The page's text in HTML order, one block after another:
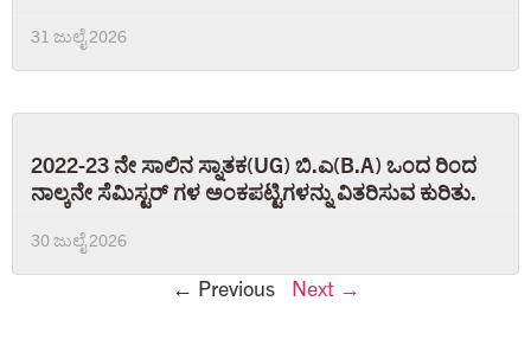
31 ಜುಲೈ 2026
2022-23 ನೇ ಸಾಲಿನ ಸ್ನಾತಕ(UG) ಬಿ.ಎ(B.A) ಒಂದ ರಿಂದ
ನಾಲ್ಕನೇ ಸೆಮಿಸ್ಟರ್ ಗಳ ಅಂಕಪಟ್ಟಿಗಳನ್ನು ವಿತರಿಸುವ ಕುರಿತು.
30 ಜುಲೈ 2026
← Previous Next →